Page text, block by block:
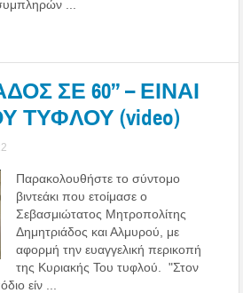
...
ΣΕ 60’’ – ΕΙΝΑΙ
ΤΥΦΛΟΥ (video)
Παρακολουθήστε το σύντομο
βιντεάκι που ετοίμασε ο
Σεβασμιώτατος Μητροπολίτης
Δημητριάδος και Αλμυρού, με
αφορμή την ευαγγελική περικοπή
της Κυριακής Του τυφλού. "Στον
είν ...